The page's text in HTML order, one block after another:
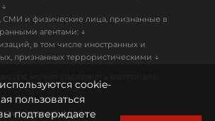
↓
СМИ и физические лица, признанные в
агентами: ↓
в том числе иностранных и
признанных террористическими ↓
cookie-
пользоваться
подтверждаете